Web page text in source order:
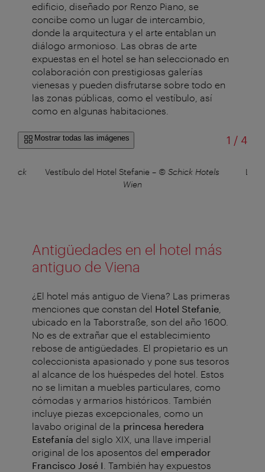
edificio, diseñado por Renzo Piano, se
concibe como un lugar de intercambio,
donde la arquitectura y el arte entablan un
diálogo armonioso. Las obras de arte
expuestas en el hotel se han seleccionado en
colaboración con prestigiosas galerías
vienesas y pueden disfrutarse sobre todo en
las zonas públicas, como el vestíbulo, así
como en algunas habitaciones.
Mostrar todas las imágenes 1 /de
4
Vestíbulo del Hotel Stefanie – © Schick Hotels
Wien
Antigüedades en el hotel más
antiguo de Viena
¿El hotel más antiguo de Viena? Las primeras
menciones que constan del Hotel Stefanie
ubicado en la Taborstraße, son del año 1600.
No es de extrañar que el establecimiento
rebose de antigüedades. El propietario es un
coleccionista apasionado y pone sus tesoros
al alcance de los huéspedes del hotel. Estos
no se limitan a muebles particulares, como
cómodas y armarios históricos. También
incluye piezas excepcionales, como un
lavabo original de la princesa heredera
Estefanía del siglo XIX, una llave imperial
original de los aposentos del emperador
Francisco José I . También hay expuestos